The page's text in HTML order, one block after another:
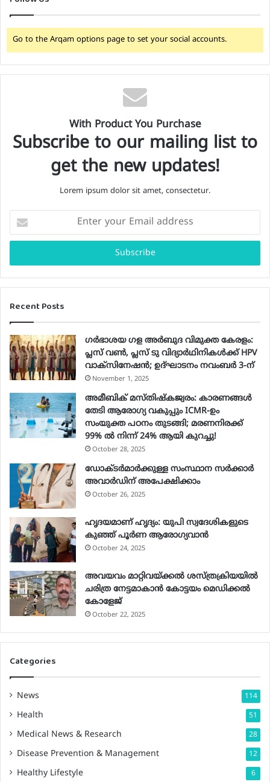
Go to the Arqam options page to set your social accounts.
With Product You Purchase
Subscribe to our mailing list to
get the new updates!
Lorem ipsum dolor sit amet, consectetur.
your
Email
Recent Posts
ഗർഭാശയ ഗള അർബുദ വിമുക്ത കേരളം:
പ്ലസ് വൺ, പ്ലസ് ടു വിദ്യാർഥിനികൾക്ക് HPV
വാക്‌സിനേഷൻ; ഉദ്ഘാടനം നവംബർ 3-ന്
November 1, 2025
അമീബിക് മസ്തിഷ്കജ്വരം: കാരണങ്ങൾ
തേടി ആരോഗ്യ വകുപ്പും ICMR-ഉം
സംയുക്ത പഠനം തുടങ്ങി; മരണനിരക്ക്
99% ൽ നിന്ന് 24% ആയി കുറച്ചു!
October 28, 2025
ഡോക്ടർമാർക്കുള്ള സംസ്ഥാന സർക്കാർ
അവാർഡിന് അപേക്ഷിക്കാം
October 26, 2025
ഹൃദയമാണ് ഹൃദ്യം: യുപി സ്വദേശികളുടെ
കുഞ്ഞ് പൂര്‍ണ ആരോഗ്യവാന്‍
October 24, 2025
അവയവം മാറ്റിവയ്ക്കല്‍ ശസ്ത്രക്രിയയില്‍
ചരിത്ര നേട്ടമാകാന്‍ കോട്ടയം മെഡിക്കല്‍
കോളേജ്
October 22, 2025
Categories
News 114
Health 51
Medical News & Research 28
Disease Prevention & Management 12
Healthy Lifestyle 6